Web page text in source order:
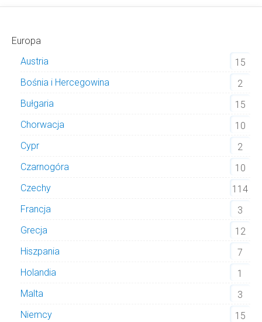
Europa
Austria
15
Bośnia i Hercegowina
2
Bułgaria
15
Chorwacja
10
Cypr
2
Czarnogóra
10
Czechy
114
Francja
3
Grecja
12
Hiszpania
7
Holandia
1
Malta
3
Niemcy
15